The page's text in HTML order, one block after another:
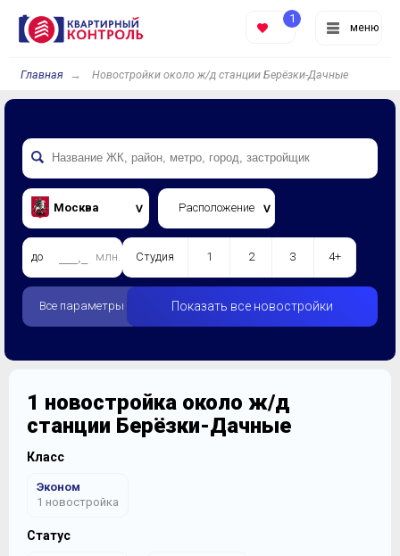
меню
1
Главная Новостройки около ж/д станции Берёзки-Дачные
Москва Расположение
до млн. Студия 1 2 3 4+
Все параметры Показать все новостройки
1 новостройка около ж/д
станции Берёзки-Дачные
Класс
Эконом
1 новостройка
Статус